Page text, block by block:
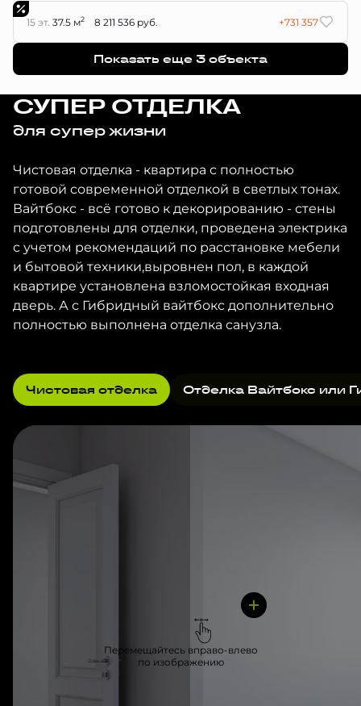
15 эт. 37.5 м2 8 211 536 руб. +731 357
Показать еще 3 объектa
СУПЕР ОТДЕЛКА
для супер жизни
Чистовая отделка - квартира с полностью
готовой современной отделкой в светлых тонах.
Вайтбокс - всё готово к декорированию - стены
подготовлены для отделки, проведена электрика
с учетом рекомендаций по расстановке мебели
и бытовой техники,выровнен пол, в каждой
квартире установлена взломостойкая входная
дверь. А с Гибридный вайтбокс дополнительно
полностью выполнена отделка санузла.
Чистовая отделка Отделка Вайтбокс или
Перемещайтесь вправо-влево
по изображению